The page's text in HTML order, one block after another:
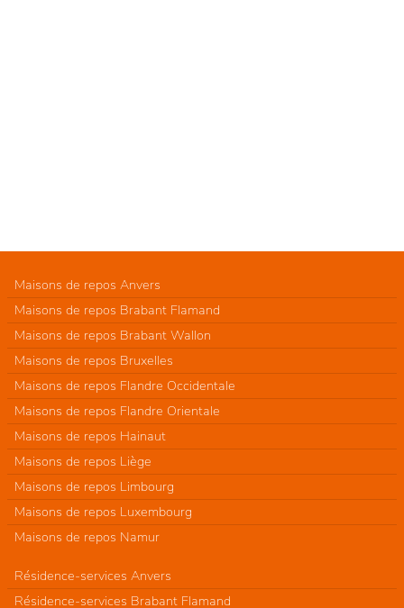
Maisons de repos Anvers
Maisons de repos Brabant Flamand
Maisons de repos Brabant Wallon
Maisons de repos Bruxelles
Maisons de repos Flandre Occidentale
Maisons de repos Flandre Orientale
Maisons de repos Hainaut
Maisons de repos Liège
Maisons de repos Limbourg
Maisons de repos Luxembourg
Maisons de repos Namur
Résidence-services Anvers
Résidence-services Brabant Flamand